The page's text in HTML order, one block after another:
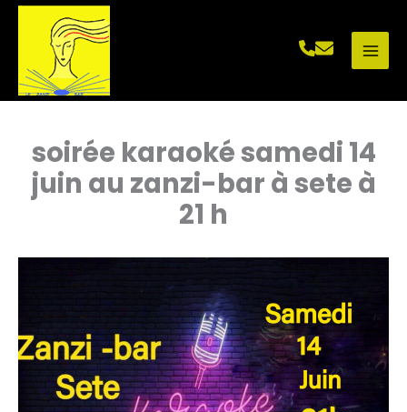
Aller
soirée karaoké samedi 14
juin au zanzi-bar à sete à
21 h